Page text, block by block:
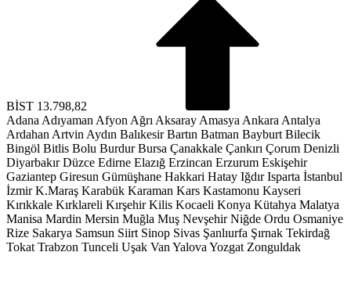
BİST 13.798,82
Adana Adıyaman Afyon Ağrı Aksaray Amasya Ankara Antalya
Ardahan Artvin Aydın Balıkesir Bartın Batman Bayburt Bilecik
Bingöl Bitlis Bolu Burdur Bursa Çanakkale Çankırı Çorum Denizli
Diyarbakır Düzce Edirne Elazığ Erzincan Erzurum Eskişehir
Gaziantep Giresun Gümüşhane Hakkari Hatay Iğdır Isparta İstanbul
İzmir K.Maraş Karabük Karaman Kars Kastamonu Kayseri
Kırıkkale Kırklareli Kırşehir Kilis Kocaeli Konya Kütahya Malatya
Manisa Mardin Mersin Muğla Muş Nevşehir Niğde Ordu Osmaniye
Rize Sakarya Samsun Siirt Sinop Sivas Şanlıurfa Şırnak Tekirdağ
Tokat Trabzon Tunceli Uşak Van Yalova Yozgat Zonguldak